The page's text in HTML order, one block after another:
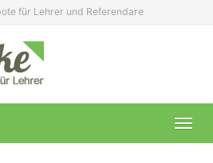
für Lehrer und Referendare